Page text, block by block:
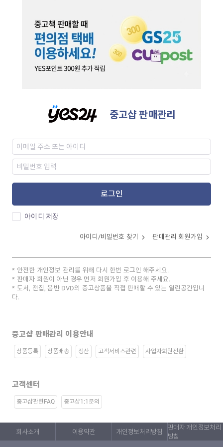
중고샵 판매관리
로그인
아이디 저장
아이디/비밀번호 찾기 판매관리 회원가입
안전한 개인정보 관리를 위해 다시 한번 로그인 해주세요.
판매자 회원이 아닌 경우 먼저 회원가입 후 이용해 주세요.
도서, 전집, 음반 DVD의 중고상품을 직접 판매할 수 있는 열린공간입니
다.
중고샵 판매관리 이용안내
상품등록 상품배송 정산 고객서비스관련 사업자회원전환
고객센터
중고샵관련FAQ 중고샵1:1문의
회사소개 이용약관 개인정보처리방침
판매자 개인정보처리
방침